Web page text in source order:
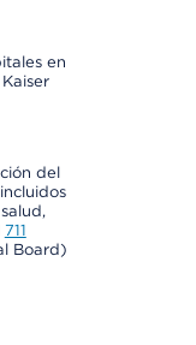
en
del
711
Board)